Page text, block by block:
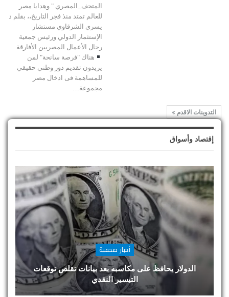
المتحف_المصري " وهدايا مصر
للعالم تمتد منذ فجر التاريخ،، بقلم د
يسري الشرقاوي مستشار
الإستثمار الدولي ورئيس جمعية
رجال الأعمال المصريين الأفارقة
هناك "فرصة سانحة" لمن
يريدون تقديم دور وطني حقيقي
للمساهمة فى ادخال مصر
مجموعة…
التدوينات الاقدم
إقتصاد وأسواق
أخبار صحفية
الدولار يحافظ على مكاسبه بعد بيانات تقلص توقعات
التيسير النقدي